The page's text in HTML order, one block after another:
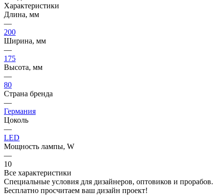
Характеристики
Длина, мм
—
200
Ширина, мм
—
175
Высота, мм
—
80
Страна бренда
—
Германия
Цоколь
—
LED
Мощность лампы, W
—
10
Все характеристики
Специальные условия для дизайнеров, оптовиков и прорабов.
Бесплатно просчитаем ваш дизайн проект!